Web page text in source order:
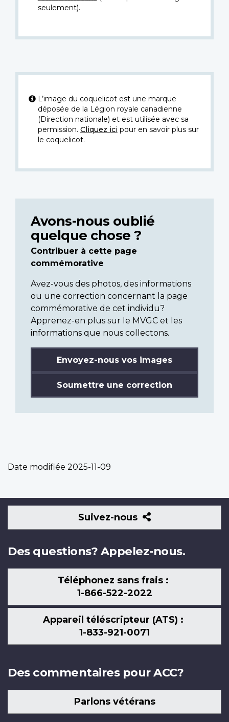
seulement).
L’image du coquelicot est une marque
déposée de la Légion royale canadienne
(Direction nationale) et est utilisée avec sa
permission. Cliquez icipour en savoir plus sur
le coquelicot.
Avons-nous oublié
quelque chose ?
Contribuer à cette page
commémorative
Avez-vous des photos, des informations
ou une correction concernant la page
commémorative de cet individu?
Apprenez-en plus sur le MVGC et les
informations que nous collectons.
Envoyez-nous vos images
Soumettre une correction
Date modifiée 2025-11-09
Suivez-nous
Suivez-
nous
Des questions? Appelez-nous.
Téléphonez sans frais :
1-866-522-2022
Appareil téléscripteur (ATS) :
1-833-921-0071
Des commentaires pour ACC?
Parlons vétérans